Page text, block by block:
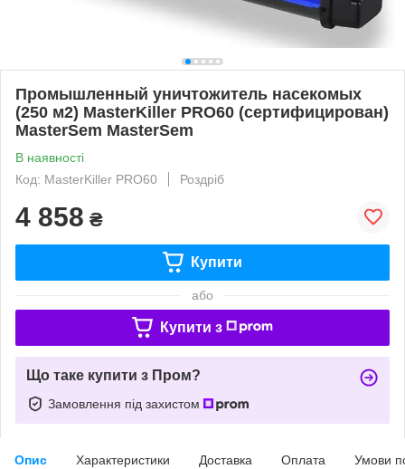
Промышленный уничтожитель насекомых
(250 м2) MasterKiller PRO60 (сертифицирован)
MasterSem MasterSem
В наявності
Код: MasterKiller PRO60
Роздріб
4 858 ₴
Купити
або
Купити з
Що таке купити з Пром?
Замовлення під захистом
Опис Характеристики Доставка Оплата Умови